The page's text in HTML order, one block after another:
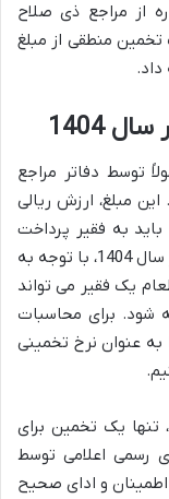
از مراجع ذی صلاح
منطقی از مبلغ
1404
توسط دفاتر مراجع
مبلغ، ارزش ریالی
باید به فقیر پرداخت
شود تا بتواند با آن غذای خود را تهیه کند. در سال 1404، با توجه به
یک فقیر می تواند
شود. برای محاسبات
به عنوان نرخ تخمینی
یک تخمین برای
رسمی اعلامی توسط
اطمینان و ادای صحیح